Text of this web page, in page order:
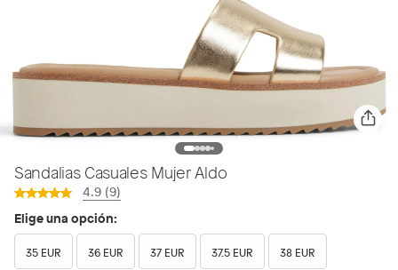
Sandalias Casuales Mujer Aldo
4.9 (9)
Elige una opción:
35 EUR 36 EUR 37 EUR 37.5 EUR 38 EUR